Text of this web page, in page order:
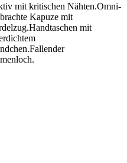
mit kritischen Nähten.Omni-
Kapuze mit
mit